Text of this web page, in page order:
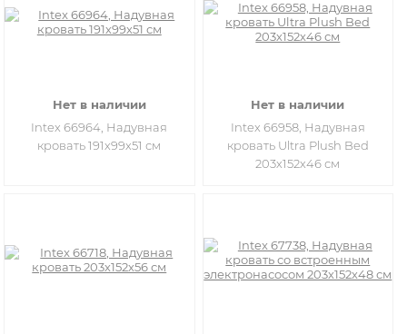
Нет в наличии
Intex 66964, Надувная
кровать 191х99х51 см
Нет в наличии
Intex 66958, Надувная
кровать Ultra Plush Bed
203х152х46 см